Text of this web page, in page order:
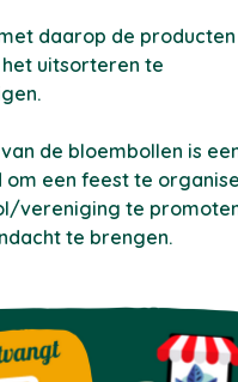
daarop de
uitsorteren te
de bloembollen is
om een feest te
vereniging te
te brengen.